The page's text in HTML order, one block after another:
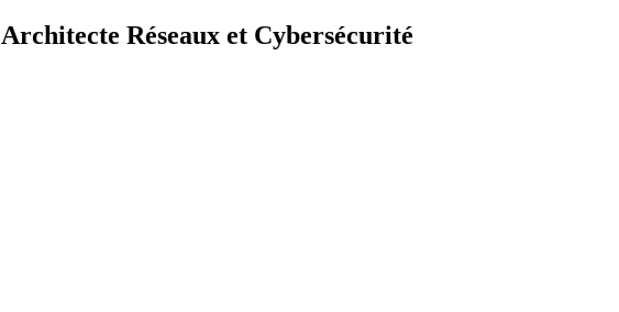
Architecte Réseaux et Cybersécurité